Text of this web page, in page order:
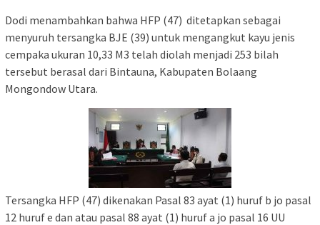
Dodi menambahkan bahwa HFP (47) ditetapkan sebagai
menyuruh tersangka BJE (39) untuk mengangkut kayu jenis
cempaka ukuran 10,33 M3 telah diolah menjadi 253 bilah
tersebut berasal dari Bintauna, Kabupaten Bolaang
Mongondow Utara.
Tersangka HFP (47) dikenakan Pasal 83 ayat (1) huruf b jo pasal
12 huruf e dan atau pasal 88 ayat (1) huruf a jo pasal 16 UU